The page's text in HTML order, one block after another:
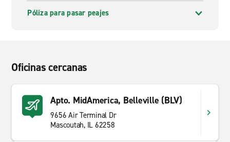
Póliza para pasar peajes
Oficinas cercanas
Apto. MidAmerica, Belleville (BLV)
9656 Air Terminal Dr
Mascoutah, IL 62258